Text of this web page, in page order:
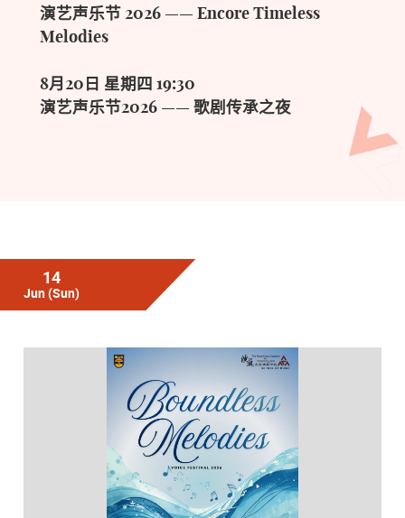
演艺声乐节 2026 —— Encore Timeless
Melodies
8月20日 星期四 19:30
演艺声乐节2026 —— 歌剧传承之夜
14
Jun(Sun)